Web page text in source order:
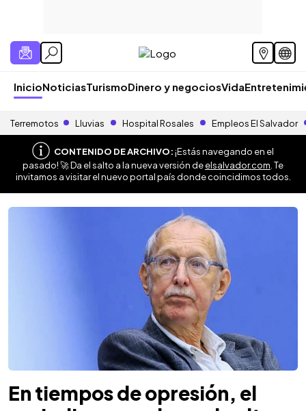
InicioNoticiasTurismoDinero y negociosVida
Terremotos Lluvias Hospital Rosales Empleos El Salvador
CONTENIDO DE ARCHIVO:¡Estás navegando en el
pasado! 🚀 Da el salto a la nueva versión deelsalvador.com . Te
invitamos a visitar el nuevo portal país donde coincidimos todos.
En tiempos de opresión, el